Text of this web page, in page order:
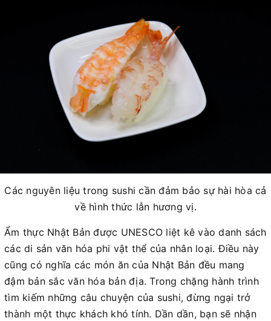
Các nguyên liệu trong sushi cần đảm bảo sự hài hòa cả
về hình thức lẫn hương vị.
Ẩm thực Nhật Bản được UNESCO liệt kê vào danh sách
các di sản văn hóa phi vật thể của nhân loại. Điều này
cũng có nghĩa các món ăn của Nhật Bản đều mang
đậm bản sắc văn hóa bản địa. Trong chặng hành trình
tìm kiếm những câu chuyện của sushi, đừng ngại trở
thành một thực khách khó tính. Dần dần, bạn sẽ nhận